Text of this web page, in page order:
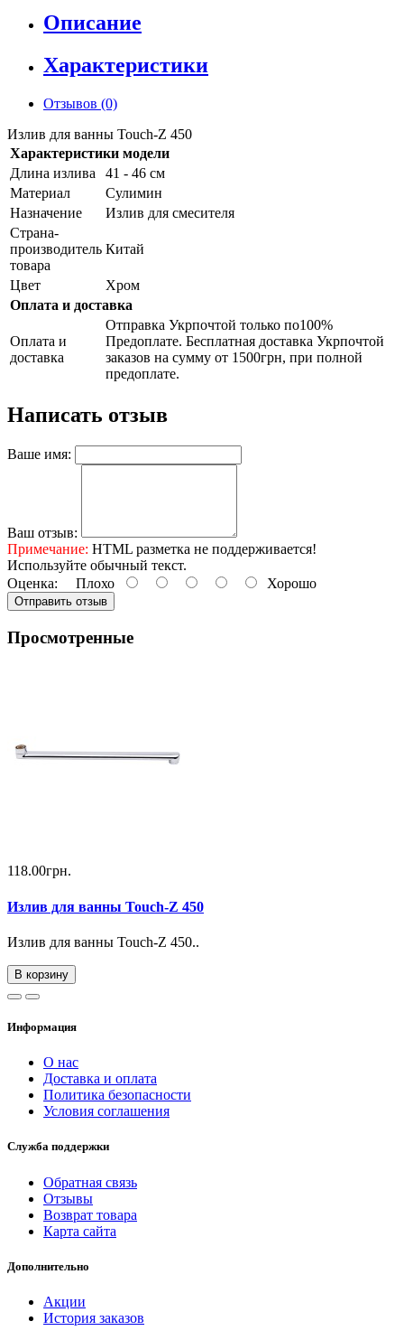
Описание
Характеристики
Отзывов (0)
Излив для ванны Touch-Z 450
Характеристики модели
Длина излива
41 - 46 см
Материал
Сулимин
Назначение
Излив для смесителя
Страна-
производитель
товара
Китай
Цвет
Хром
Оплата и доставка
Оплата и
доставка
Отправка Укрпочтой только по100%
Предоплате. Бесплатная доставка Укрпочтой
заказов на сумму от 1500грн, при полной
предоплате.
Написать отзыв
Ваше имя:
Ваш отзыв:
Примечание: HTML разметка не поддерживается!
Используйте обычный текст.
Оценка: Плохо Хорошо
Отправить отзыв
Просмотренные
118.00грн.
Излив для ванны Touch-Z 450
Излив для ванны Touch-Z 450..
В корзину
Информация
О нас
Доставка и оплата
Политика безопасности
Условия соглашения
Служба поддержки
Обратная связь
Отзывы
Возврат товара
Карта сайта
Дополнительно
Акции
История заказов